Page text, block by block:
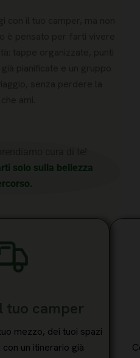
solo sulla bellezza
tuo camper
mezzo, dei tuoi spazi
un itinerario già